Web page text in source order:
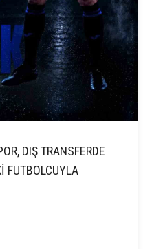
DIŞ TRANSFERDE
FUTBOLCUYLA